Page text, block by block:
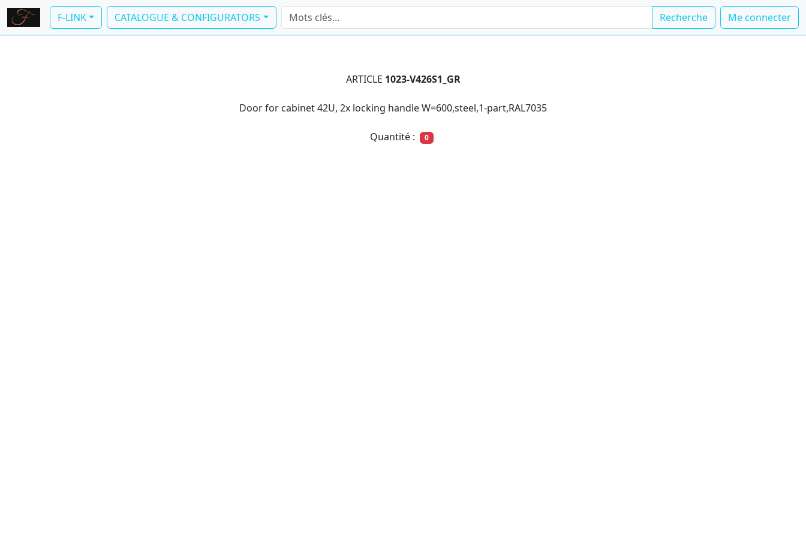
F-LINK CATALOGUE & CONFIGURATORS Recherche Me connecter
ARTICLE 1023-V426S1_GR
Door for cabinet 42U, 2x locking handle W=600,steel,1-part,RAL7035
Quantité : 0